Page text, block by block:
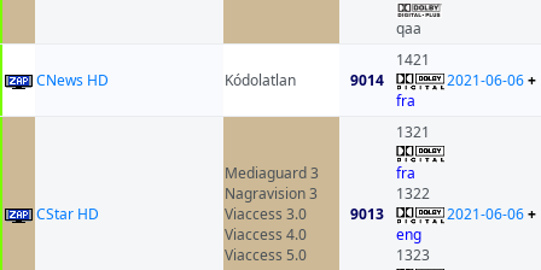
qaa
CNews HD Kódolatlan 9014
1421
fra
2021-06-06+
CStar HD
Mediaguard 3
Nagravision 3
Viaccess 3.0
Viaccess 4.0
Viaccess 5.0
9013
1321
fra
1322
eng
1323
2021-06-06+